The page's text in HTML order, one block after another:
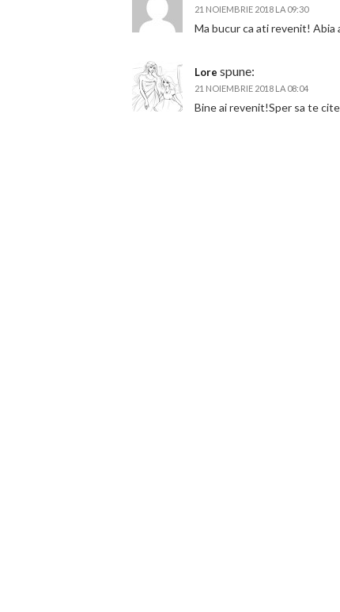
21 NOIEMBRIE 2018 LA 09:30
Ma bucur ca ati revenit!
Lore spune:
21 NOIEMBRIE 2018 LA 08:04
Bine ai revenit!Sper sa te